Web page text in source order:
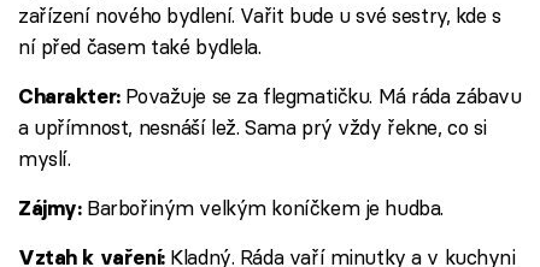
zařízení nového bydlení. Vařit bude u své sestry, kde s
ní před časem také bydlela.
Charakter: Považuje se za flegmatičku. Má ráda zábavu
a upřímnost, nesnáší lež. Sama prý vždy řekne, co si
myslí.
Zájmy:Barbořiným velkým koníčkem je hudba.
Vztah k vaření: Kladný. Ráda vaří minutky a v kuchyni